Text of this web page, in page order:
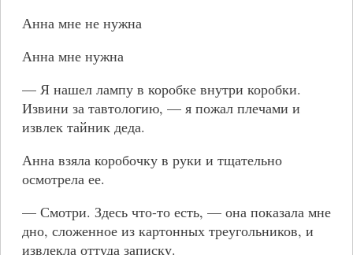
Анна мне не нужна
Анна мне нужна
— Я нашел лампу в коробке внутри коробки.
Извини за тавтологию, — я пожал плечами и
извлек тайник деда.
Анна взяла коробочку в руки и тщательно
осмотрела ее.
— Смотри. Здесь что-то есть, — она показала мне
дно, сложенное из картонных треугольников, и
извлекла оттуда записку.